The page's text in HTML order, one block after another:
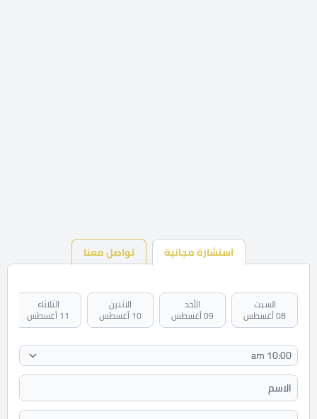
استشارة مجانية تواصل معنا
السبت
08 أغسطس
الأحد
09 أغسطس
الاثنين
10 أغسطس
الثلاثاء
11 أغسطس